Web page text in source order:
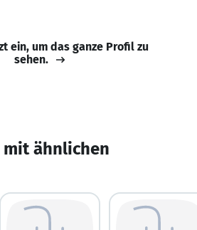
ein, um das ganze Profil zu
sehen.
mit ähnlichen